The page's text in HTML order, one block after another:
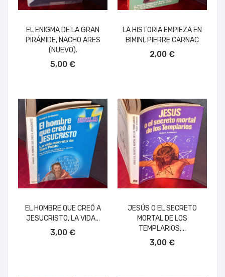
EL ENIGMA DE LA GRAN
PIRÁMIDE, NACHO ARES
(NUEVO).
5,00 €
LA HISTORIA EMPIEZA EN
BIMINI, PIERRE CARNAC
2,00 €
EL HOMBRE QUE CREÓ A
JESUCRISTO, LA VIDA...
3,00 €
JESÚS O EL SECRETO
MORTAL DE LOS
TEMPLARIOS,...
3,00 €